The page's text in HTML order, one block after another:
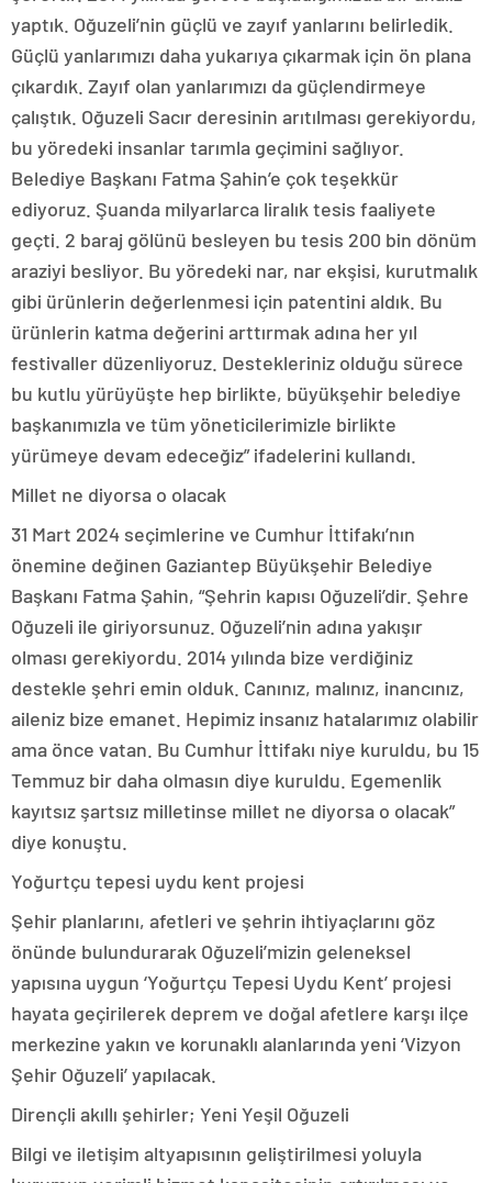
yaptık. Oğuzeli’nin güçlü ve zayıf yanlarını belirledik.
Güçlü yanlarımızı daha yukarıya çıkarmak için ön plana
çıkardık. Zayıf olan yanlarımızı da güçlendirmeye
çalıştık. Oğuzeli Sacır deresinin arıtılması gerekiyordu,
bu yöredeki insanlar tarımla geçimini sağlıyor.
Belediye Başkanı Fatma Şahin’e çok teşekkür
ediyoruz. Şuanda milyarlarca liralık tesis faaliyete
geçti. 2 baraj gölünü besleyen bu tesis 200 bin dönüm
araziyi besliyor. Bu yöredeki nar, nar ekşisi, kurutmalık
gibi ürünlerin değerlenmesi için patentini aldık. Bu
ürünlerin katma değerini arttırmak adına her yıl
festivaller düzenliyoruz. Destekleriniz olduğu sürece
bu kutlu yürüyüşte hep birlikte, büyükşehir belediye
başkanımızla ve tüm yöneticilerimizle birlikte
yürümeye devam edeceğiz” ifadelerini kullandı.
Millet ne diyorsa o olacak
31 Mart 2024 seçimlerine ve Cumhur İttifakı’nın
önemine değinen Gaziantep Büyükşehir Belediye
Başkanı Fatma Şahin, “Şehrin kapısı Oğuzeli’dir. Şehre
Oğuzeli ile giriyorsunuz. Oğuzeli’nin adına yakışır
olması gerekiyordu. 2014 yılında bize verdiğiniz
destekle şehri emin olduk. Canınız, malınız, inancınız,
aileniz bize emanet. Hepimiz insanız hatalarımız olabilir
ama önce vatan. Bu Cumhur İttifakı niye kuruldu, bu 15
Temmuz bir daha olmasın diye kuruldu. Egemenlik
kayıtsız şartsız milletinse millet ne diyorsa o olacak”
diye konuştu.
Yoğurtçu tepesi uydu kent projesi
Şehir planlarını, afetleri ve şehrin ihtiyaçlarını göz
önünde bulundurarak Oğuzeli’mizin geleneksel
yapısına uygun ‘Yoğurtçu Tepesi Uydu Kent’ projesi
hayata geçirilerek deprem ve doğal afetlere karşı ilçe
merkezine yakın ve korunaklı alanlarında yeni ‘Vizyon
Şehir Oğuzeli’ yapılacak.
Dirençli akıllı şehirler; Yeni Yeşil Oğuzeli
Bilgi ve iletişim altyapısının geliştirilmesi yoluyla